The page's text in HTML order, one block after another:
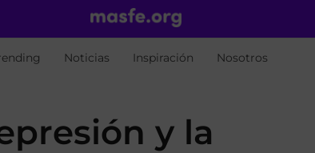
Noticias Inspiración Nosotros
y la